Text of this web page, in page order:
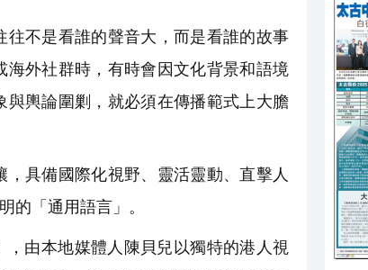
不是看誰的聲音大，而是看誰的故事
外社群時，有時會因文化背景和語境
輿論圍剿，就必須在傳播範式上大膽
具備國際化視野、靈活靈動、直擊人
的「通用語言」。
由本地媒體人陳貝兒以獨特的港人視